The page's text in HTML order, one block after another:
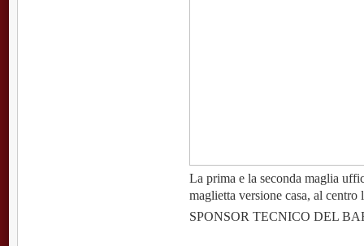
La prima e la seconda maglia
maglietta versione casa, al
SPONSOR TECNICO DEL